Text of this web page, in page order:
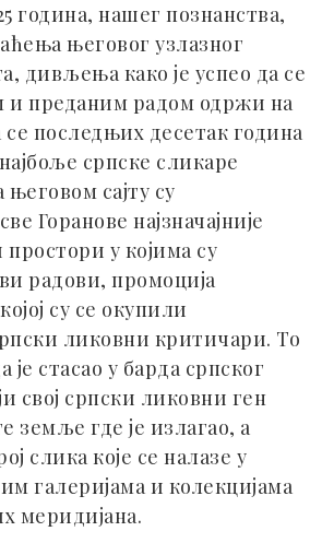
година, нашег познанства,
његовог узлазног
дивљења како је успео да се
и преданим радом одржи на
последњих десетак година
српске сликаре
сајту су
Горанове најзначајније
простори у којима су
радови, промоција
су се окупили
ликовни критичари. То
је стасао у барда српског
свој српски ликовни ген
земље где је излагао, а
слика које се налазе у
галеријама и колекцијама
меридијана.